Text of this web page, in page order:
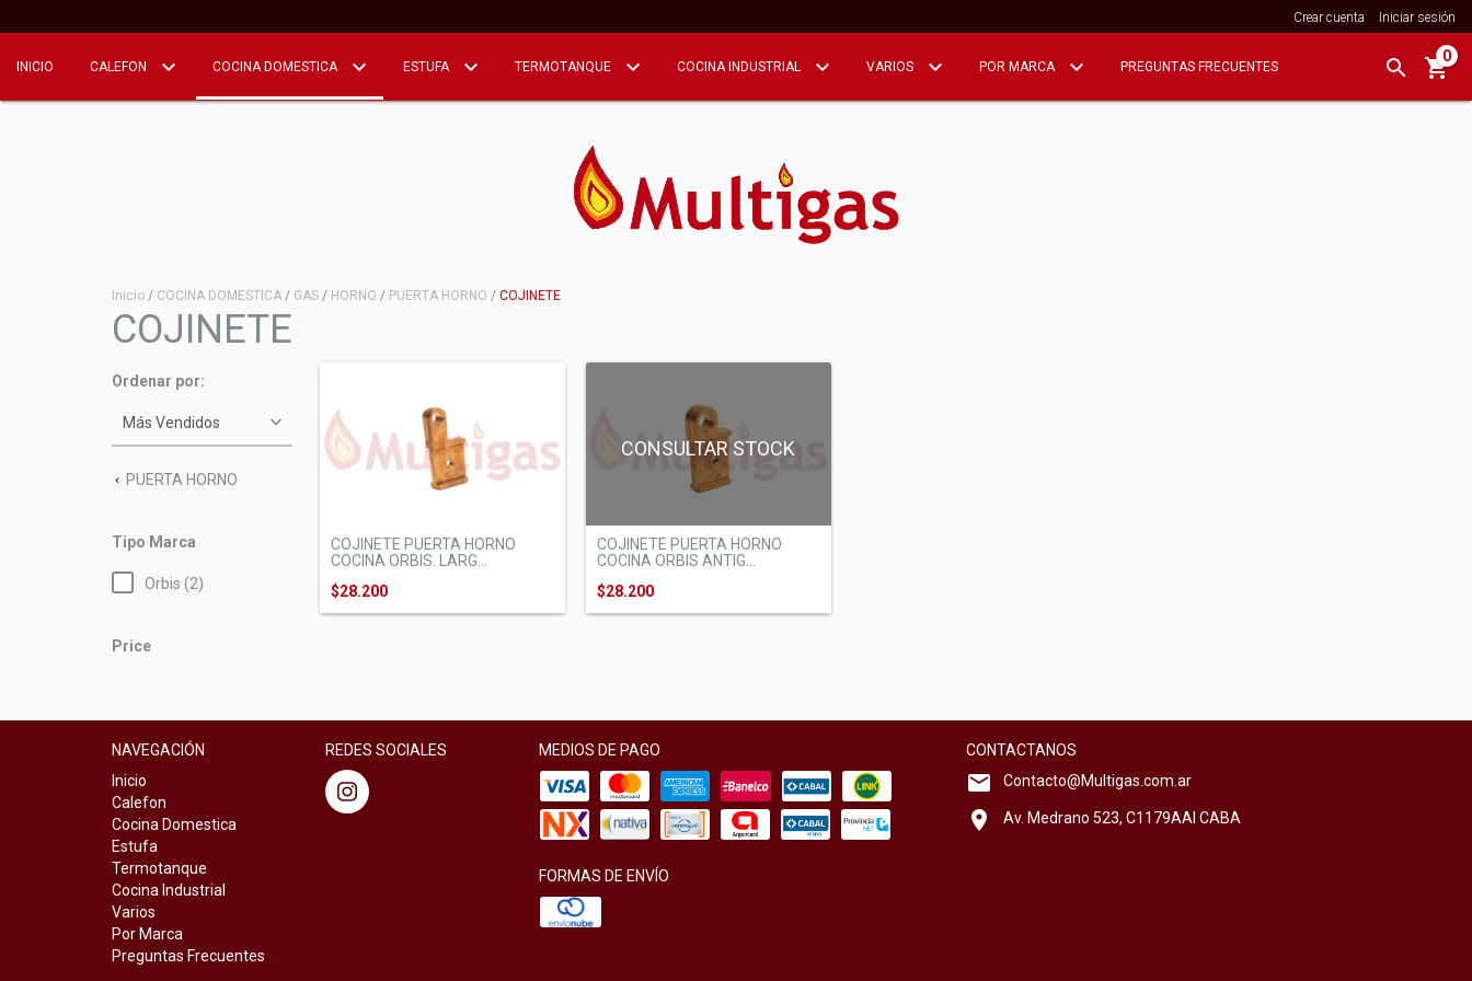
Crear cuenta Iniciar sesión
INICIO CALEFON COCINA DOMESTICA ESTUFA TERMOTANQUE COCINA INDUSTRIAL VARIOS POR MARCA PREGUNTAS FRECUENTES
0
Inicio / COCINA DOMESTICA / GAS / HORNO / PUERTA HORNO / COJINETE
COJINETE
Ordenar por:
PUERTA HORNO
Tipo Marca
Orbis (2)
Price
COJINETE PUERTA HORNO
COCINA ORBIS. LARG...
$28.200
CONSULTAR STOCK
COJINETE PUERTA HORNO
COCINA ORBIS ANTIG...
$28.200
NAVEGACIÓN
Inicio
Calefon
Cocina Domestica
Estufa
Termotanque
Cocina Industrial
Varios
Por Marca
Preguntas Frecuentes
REDES SOCIALES MEDIOS DE PAGO
FORMAS DE ENVÍO
CONTACTANOS
Contacto@Multigas.com.ar
Av. Medrano 523, C1179AAI CABA